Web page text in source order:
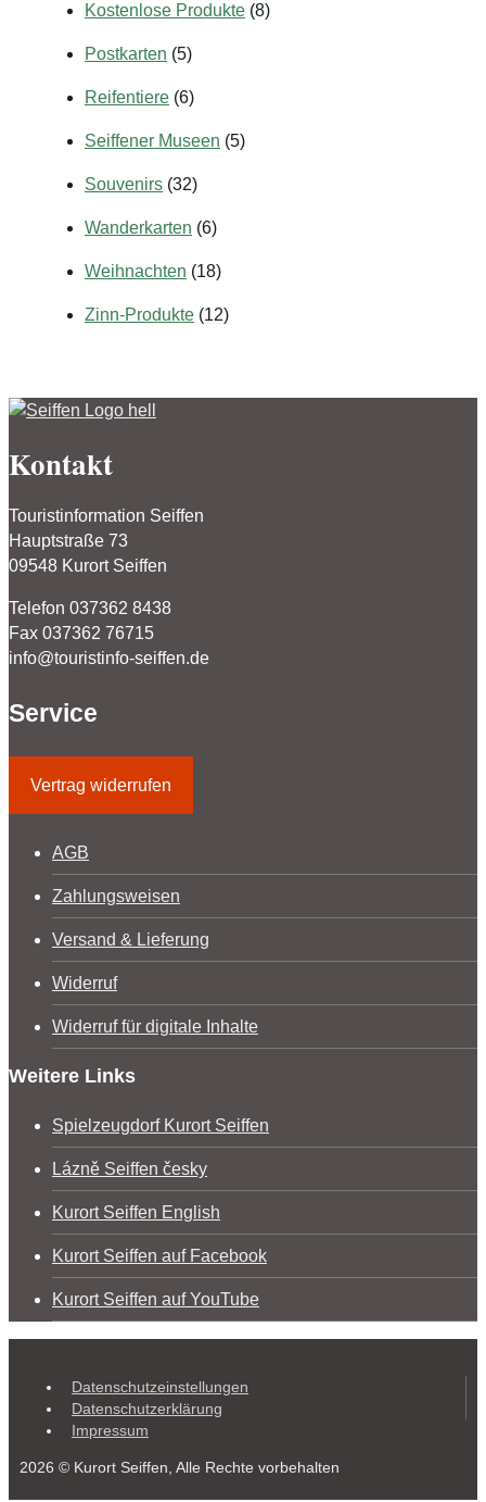
Kostenlose Produkte (8)
Postkarten (5)
Reifentiere (6)
Seiffener Museen (5)
Souvenirs (32)
Wanderkarten (6)
Weihnachten (18)
Zinn-Produkte (12)
Kontakt
Touristinformation Seiffen
Hauptstraße 73
09548 Kurort Seiffen
Telefon 037362 8438
Fax 037362 76715
info@touristinfo-seiffen.de
Service
Vertrag widerrufen
AGB
Zahlungsweisen
Versand & Lieferung
Widerruf
Widerruf für digitale Inhalte
Weitere Links
Spielzeugdorf Kurort Seiffen
Lázně Seiffen česky
Kurort Seiffen English
Kurort Seiffen auf Facebook
Kurort Seiffen auf YouTube
Datenschutzeinstellungen
Datenschutzerklärung
Impressum
2026 © Kurort Seiffen, Alle Rechte vorbehalten